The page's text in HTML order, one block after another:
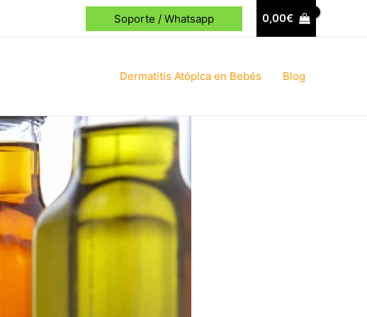
Soporte / Whatsapp 0,00€
Dermatitis Atópica en Bebés Blog